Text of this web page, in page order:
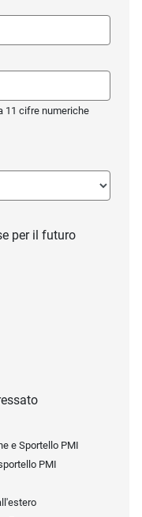
11 cifre numeriche
per il futuro
e Sportello PMI
PMI